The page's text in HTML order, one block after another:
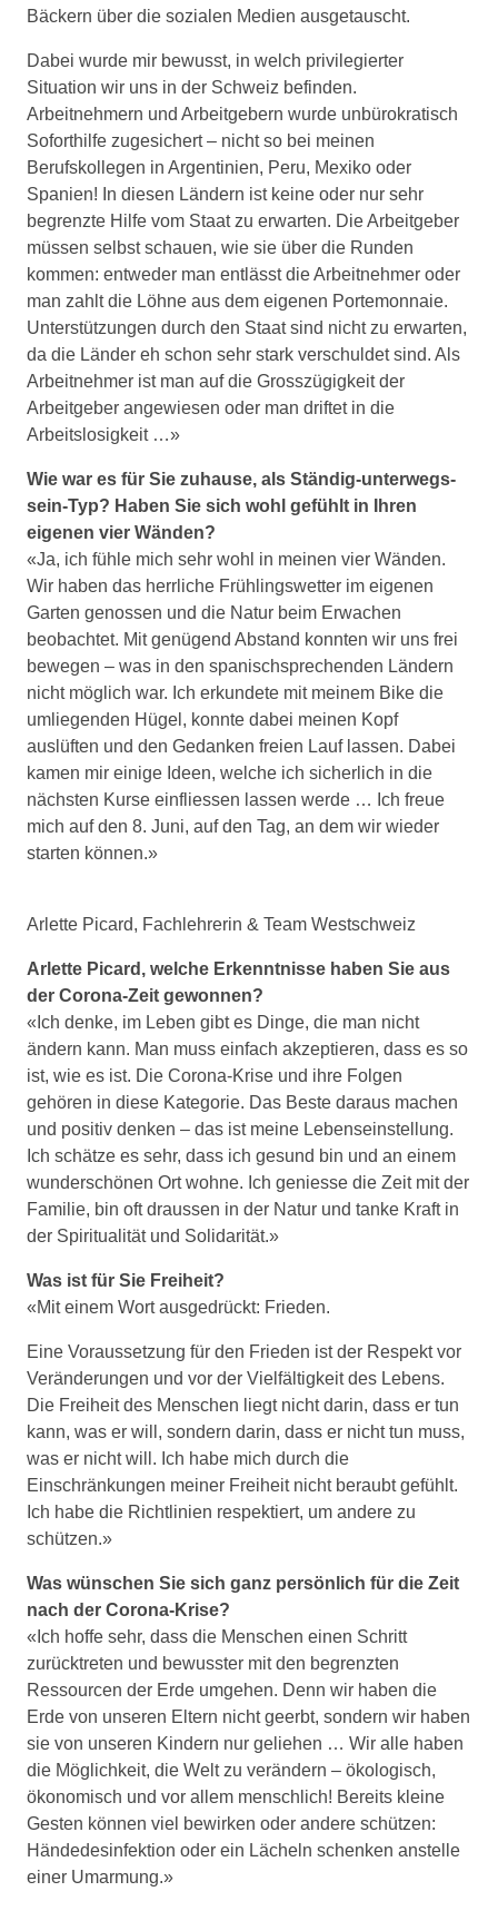
Bäckern über die sozialen Medien ausgetauscht.
Dabei wurde mir bewusst, in welch privilegierter
Situation wir uns in der Schweiz befinden.
Arbeitnehmern und Arbeitgebern wurde unbürokratisch
Soforthilfe zugesichert – nicht so bei meinen
Berufskollegen in Argentinien, Peru, Mexiko oder
Spanien! In diesen Ländern ist keine oder nur sehr
begrenzte Hilfe vom Staat zu erwarten. Die Arbeitgeber
müssen selbst schauen, wie sie über die Runden
kommen: entweder man entlässt die Arbeitnehmer oder
man zahlt die Löhne aus dem eigenen Portemonnaie.
Unterstützungen durch den Staat sind nicht zu erwarten,
da die Länder eh schon sehr stark verschuldet sind. Als
Arbeitnehmer ist man auf die Grosszügigkeit der
Arbeitgeber angewiesen oder man driftet in die
Arbeitslosigkeit …»
Wie war es für Sie zuhause, als Ständig-unterwegs-
sein-Typ? Haben Sie sich wohl gefühlt in Ihren
eigenen vier Wänden?
«Ja, ich fühle mich sehr wohl in meinen vier Wänden.
Wir haben das herrliche Frühlingswetter im eigenen
Garten genossen und die Natur beim Erwachen
beobachtet. Mit genügend Abstand konnten wir uns frei
bewegen – was in den spanischsprechenden Ländern
nicht möglich war. Ich erkundete mit meinem Bike die
umliegenden Hügel, konnte dabei meinen Kopf
auslüften und den Gedanken freien Lauf lassen. Dabei
kamen mir einige Ideen, welche ich sicherlich in die
nächsten Kurse einfliessen lassen werde … Ich freue
mich auf den 8. Juni, auf den Tag, an dem wir wieder
starten können.»
Arlette Picard, Fachlehrerin & Team Westschweiz
Arlette Picard, welche Erkenntnisse haben Sie aus
der Corona-Zeit gewonnen?
«Ich denke, im Leben gibt es Dinge, die man nicht
ändern kann. Man muss einfach akzeptieren, dass es so
ist, wie es ist. Die Corona-Krise und ihre Folgen
gehören in diese Kategorie. Das Beste daraus machen
und positiv denken – das ist meine Lebenseinstellung.
Ich schätze es sehr, dass ich gesund bin und an einem
wunderschönen Ort wohne. Ich geniesse die Zeit mit der
Familie, bin oft draussen in der Natur und tanke Kraft in
der Spiritualität und Solidarität.»
Was ist für Sie Freiheit?
«Mit einem Wort ausgedrückt: Frieden.
Eine Voraussetzung für den Frieden ist der Respekt vor
Veränderungen und vor der Vielfältigkeit des Lebens.
Die Freiheit des Menschen liegt nicht darin, dass er tun
kann, was er will, sondern darin, dass er nicht tun muss,
was er nicht will. Ich habe mich durch die
Einschränkungen meiner Freiheit nicht beraubt gefühlt.
Ich habe die Richtlinien respektiert, um andere zu
schützen.»
Was wünschen Sie sich ganz persönlich für die Zeit
nach der Corona-Krise?
«Ich hoffe sehr, dass die Menschen einen Schritt
zurücktreten und bewusster mit den begrenzten
Ressourcen der Erde umgehen. Denn wir haben die
Erde von unseren Eltern nicht geerbt, sondern wir haben
sie von unseren Kindern nur geliehen … Wir alle haben
die Möglichkeit, die Welt zu verändern – ökologisch,
ökonomisch und vor allem menschlich! Bereits kleine
Gesten können viel bewirken oder andere schützen:
Händedesinfektion oder ein Lächeln schenken anstelle
einer Umarmung.»